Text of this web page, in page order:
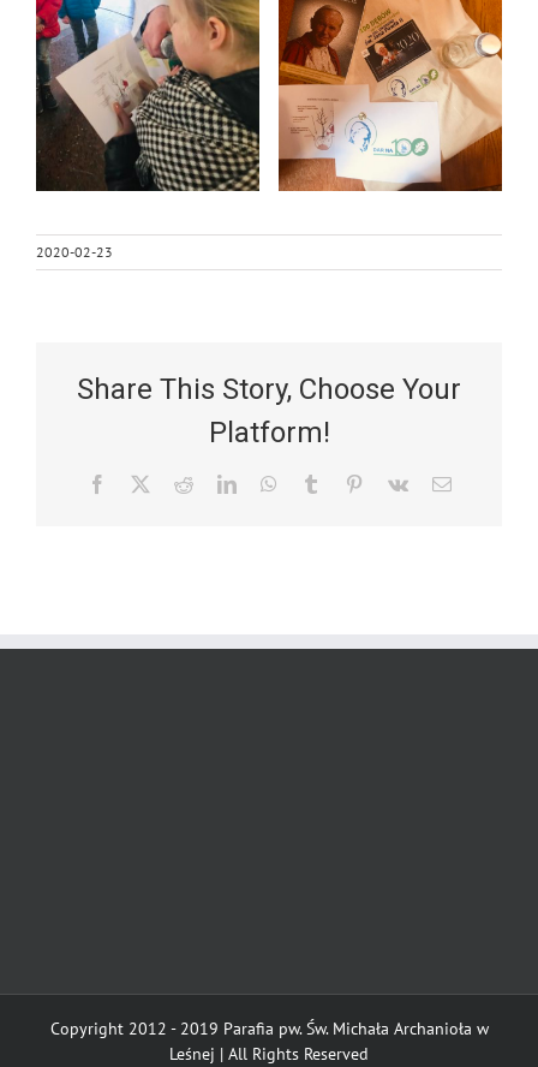
2020-02-23
Share This Story, Choose Your
Platform!
Facebook RedditLinkedInWhatsApp
Tumblr Pinterest
Vk Email
Copyright 2012 - 2019 Parafia pw. Św. Michała Archanioła w
Leśnej | All Rights Reserved